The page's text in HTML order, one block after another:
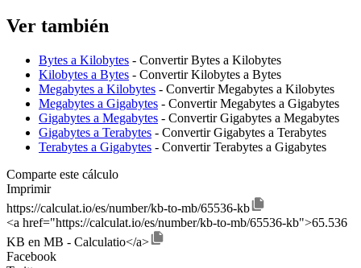
Ver también
Bytes a Kilobytes - Convertir Bytes a Kilobytes
Kilobytes a Bytes - Convertir Kilobytes a Bytes
Megabytes a Kilobytes - Convertir Megabytes a Kilobytes
Megabytes a Gigabytes - Convertir Megabytes a Gigabytes
Gigabytes a Megabytes - Convertir Gigabytes a Megabytes
Gigabytes a Terabytes - Convertir Gigabytes a Terabytes
Terabytes a Gigabytes - Convertir Terabytes a Gigabytes
Comparte este cálculo
Imprimir
https://calculat.io/es/number/kb-to-mb/65536-kb
<a href="https://calculat.io/es/number/kb-to-mb/65536-kb">65.536
KB en MB - Calculatio</a>
Facebook